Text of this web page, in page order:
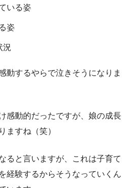
いる姿
姿
況
動するやらで泣きそうになりま
感動的だったですが、娘の成長
ますね（笑）
ると言いますが、これは子育て
経験するからそうなっていくん